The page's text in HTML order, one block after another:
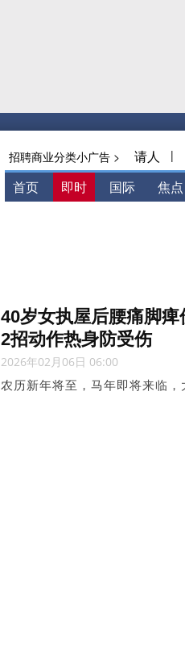
招聘商业分类小广告 > 请人 |
首页 即时 国际 焦点
40岁女执屋后腰痛脚
2招动作热身防受伤
2026年02月06日 06:00
农历新年将至，马年即将来临